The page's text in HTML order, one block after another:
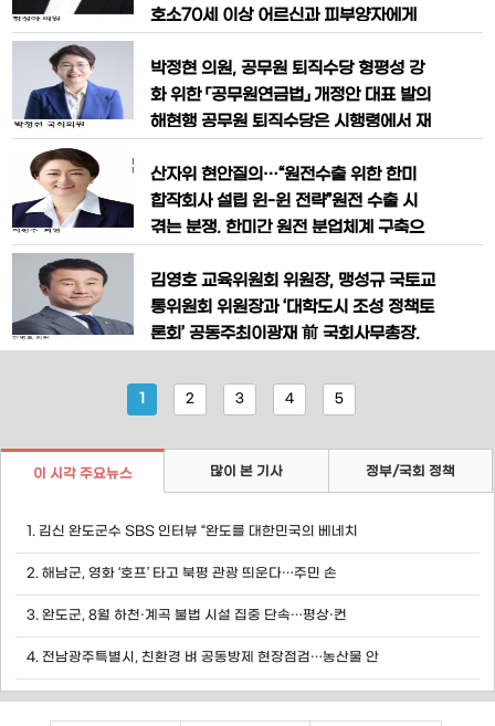
넷 중계형식으로 공개할 경우, 장애인 시
지방자치법 일부개정법률안을 대표발의
했다. 현행 지방자치법은 지방의
호소70세 이상 어르신과 피부양자에게
세 이상으로 확대 ‘간병비극’, ‘간병파산’,
‘간병지옥’ 이란 신조어가 등장하며 간병
비 문제의 심각성이 대두되고 있는 가운
을)은 24일 어르신 간병비 급여화를 위한
「국민건강보험법 일부
박정현 의원, 공무원 퇴직수당 형평성 강
화 위한 「공무원연금법」 개정안 대표 발의
해현행 공무원 퇴직수당은 시행령에서 재
나 그 폭이 지나치게 커서 불공평하다는
지적 이어져박정현 의원, “합리적 근거 없
는 누진적 공무원 퇴직수당은 문제 있어...
해야” 더불어민주당 박정현 국회의원(대
전 대덕구, 국회 행정안전위원회)은
산자위 현안질의…“원전수출 위한 한미
합작회사 설립 윈-윈 전략”원전 수출 시
겪는 분쟁, 한미간 원전 분업체계 구축으
최고위원, 미래경제성장전략위원장, 용인
정)이 19일 “한국과 미국이 원전 R&D협
력 및 수출을 위한 합작회사를 만들어 세
설했다. 이언주 의원은 이날 국회 산업통
상자원중소벤처기업위원회 현
김영호 교육위원회 위원장, 맹성규 국토교
통위원회 위원장과 ‘대학도시 조성 정책토
론회’ 공동주최이광재 前 국회사무총장,
제 기조강연 지방소멸 문제해결을 위한 새
로운 발전 모델로 ‘대학도시’ 조성이 제안
별자치도 익산시을)은 오는 18일(수) 오전
11시 국회의원회관 제2세미나실에서 ‘지
방소멸, 대학이 살린다’라는
1 2 3 4 5
이 시각 주요뉴스 많이 본 기사 정부/국회 정책
1. 김신 완도군수 SBS 인터뷰 “완도를 대한민국의 베네치
2. 해남군, 영화 ‘호프’ 타고 북평 관광 띄운다…주민 손
3. 완도군, 8월 하천·계곡 불법 시설 집중 단속…평상·컨
4. 전남광주특별시, 친환경 벼 공동방제 현장점검…농산물 안